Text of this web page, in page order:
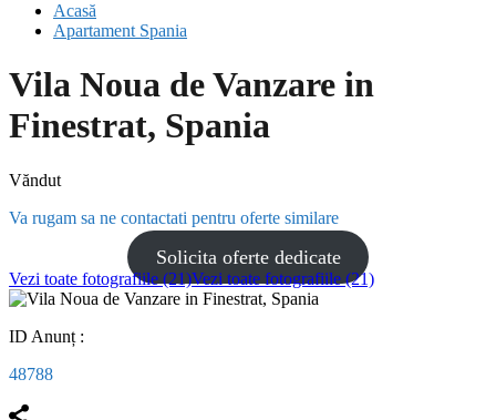
Acasă
Apartament Spania
Vila Noua de Vanzare in
Finestrat, Spania
Văndut
Va rugam sa ne contactati pentru oferte similare
Solicita oferte dedicate
Vezi toate fotografiile (21)Vezi toate fotografiile (21)
ID Anunț :
48788